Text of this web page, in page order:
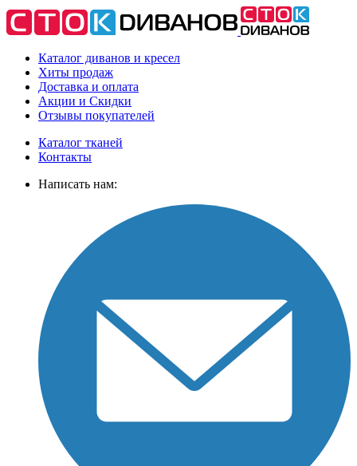
Каталог диванов и кресел
Хиты продаж
Доставка и оплата
Акции и Скидки
Отзывы покупателей
Каталог тканей
Контакты
Написать нам: